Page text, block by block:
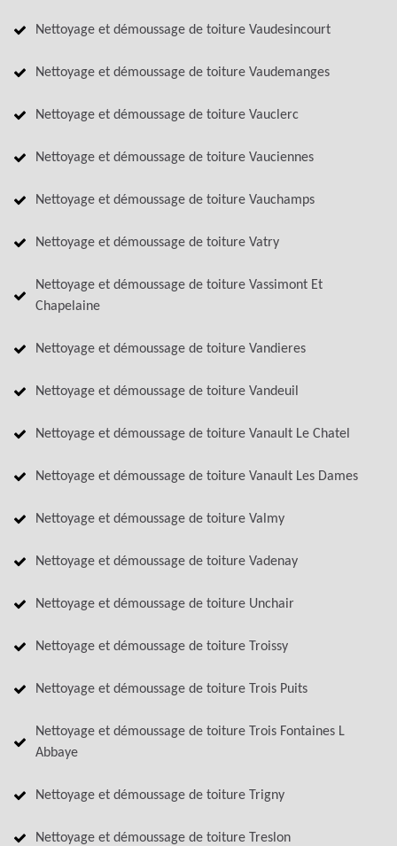
Nettoyage et démoussage de toiture Vaudesincourt
Nettoyage et démoussage de toiture Vaudemanges
Nettoyage et démoussage de toiture Vauclerc
Nettoyage et démoussage de toiture Vauciennes
Nettoyage et démoussage de toiture Vauchamps
Nettoyage et démoussage de toiture Vatry
Nettoyage et démoussage de toiture Vassimont Et
Chapelaine
Nettoyage et démoussage de toiture Vandieres
Nettoyage et démoussage de toiture Vandeuil
Nettoyage et démoussage de toiture Vanault Le Chatel
Nettoyage et démoussage de toiture Vanault Les Dames
Nettoyage et démoussage de toiture Valmy
Nettoyage et démoussage de toiture Vadenay
Nettoyage et démoussage de toiture Unchair
Nettoyage et démoussage de toiture Troissy
Nettoyage et démoussage de toiture Trois Puits
Nettoyage et démoussage de toiture Trois Fontaines L
Abbaye
Nettoyage et démoussage de toiture Trigny
Nettoyage et démoussage de toiture Treslon